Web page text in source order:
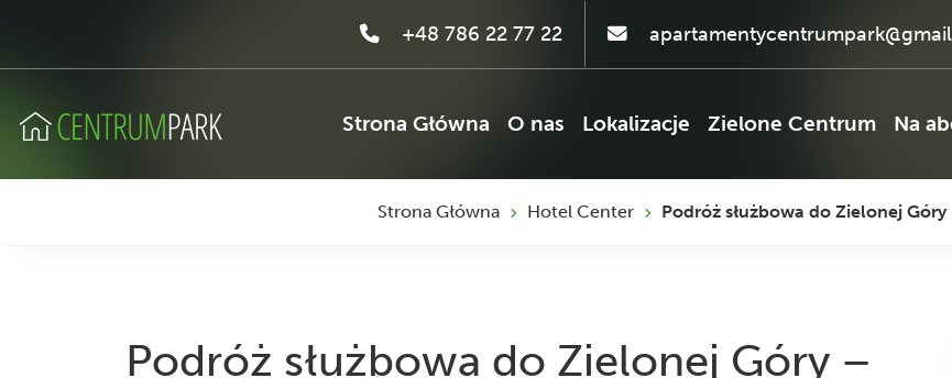
+48 786 22 77 22
Strona Główna O nas Lokalizacje Zielone Centrum Na
Strona Główna Hotel Center Podróż służbowa do Zielonej
Podróż służbowa do Zielonej Góry –